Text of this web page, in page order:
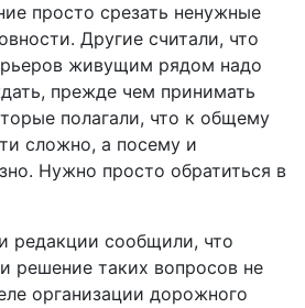
просто срезать ненужные
Другие считали, что
живущим рядом надо
прежде чем принимать
полагали, что к общему
сложно, а посему и
Нужно просто обратиться в
редакции сообщили, что
решение таких вопросов не
организации дорожного